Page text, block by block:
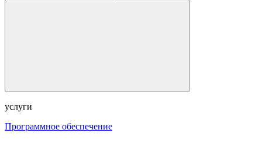
услуги
Программное обеспечение